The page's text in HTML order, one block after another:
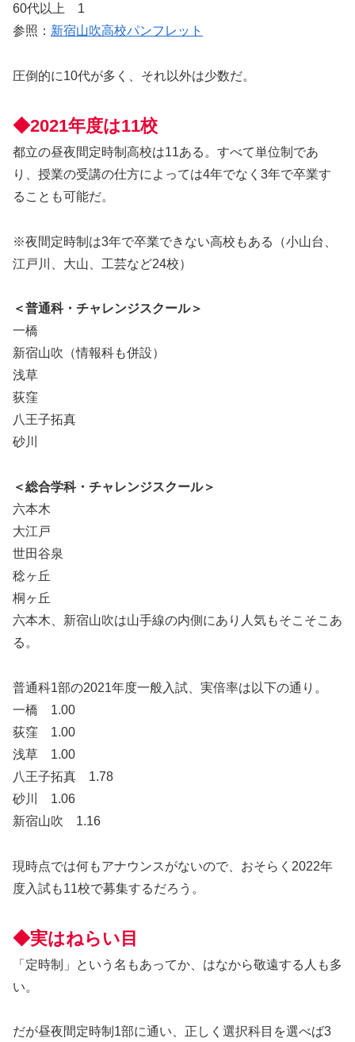
60代以上 1
参照： 新宿山吹高校パンフレット
圧倒的に10代が多く、それ以外は少数だ。
◆2021年度は11校
都立の昼夜間定時制高校は11ある。すべて単位制であ
り、授業の受講の仕方によっては4年でなく3年で卒業す
ることも可能だ。
※夜間定時制は3年で卒業できない高校もある（小山台、
江戸川、大山、工芸など24校）
＜普通科・チャレンジスクール＞
一橋
新宿山吹（情報科も併設）
浅草
荻窪
八王子拓真
砂川
＜総合学科・チャレンジスクール＞
六本木
大江戸
世田谷泉
稔ヶ丘
桐ヶ丘
六本木、新宿山吹は山手線の内側にあり人気もそこそこあ
る。
普通科1部の2021年度一般入試、実倍率は以下の通り。
一橋 1.00
荻窪 1.00
浅草 1.00
八王子拓真 1.78
砂川 1.06
新宿山吹 1.16
現時点では何もアナウンスがないので、おそらく2022年
度入試も11校で募集するだろう。
◆実はねらい目
「定時制」という名もあってか、はなから敬遠する人も多
い。
だが昼夜間定時制1部に通い、正しく選択科目を選べば3